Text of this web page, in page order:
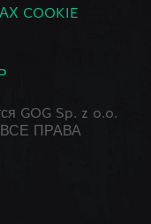
COOKIE
GOG Sp. z o.o.
ВСЕ ПРАВА